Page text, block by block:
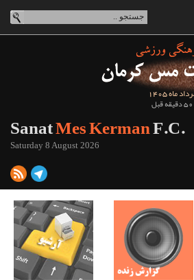
SanatMes KermanF.C.
Saturday 8 August 2026